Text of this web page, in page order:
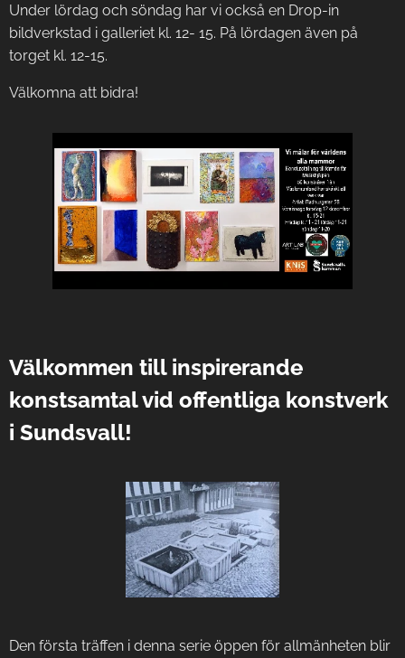
Under lördag och söndag har vi också en Drop-in
bildverkstad i galleriet kl. 12- 15. På lördagen även på
torget kl. 12-15.
Välkomna att bidra!
Välkommen till inspirerande
konstsamtal vid offentliga konstverk
i Sundsvall!
Den första träffen i denna serie öppen för allmänheten blir